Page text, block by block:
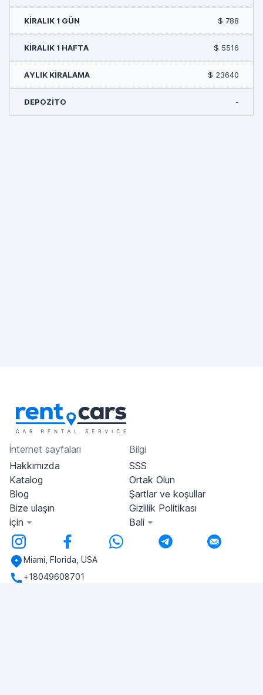
$ 788
$ 5516
$ 23640
-
İnternet sayfaları
Hakkımızda
Katalog
Blog
Bize ulaşın
için
Bilgi
SSS
Ortak Olun
Şartlar ve koşullar
Gizlilik Politikası
Bali
Miami, Florida, USA
+18049608701